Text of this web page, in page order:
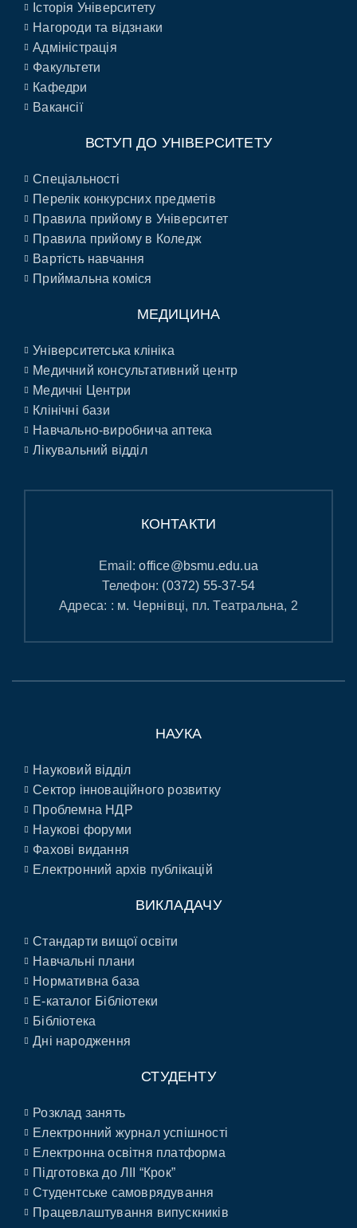
Історія Університету
Нагороди та відзнаки
Адміністрація
Факультети
Кафедри
Вакансії
ВСТУП ДО УНІВЕРСИТЕТУ
Спеціальності
Перелік конкурсних предметів
Правила прийому в Університет
Правила прийому в Коледж
Вартість навчання
Приймальна коміся
МЕДИЦИНА
Університетська клініка
Медичний консультативний центр
Медичні Центри
Клінічні бази
Навчально-виробнича аптека
Лікувальний відділ
КОНТАКТИ
Email:office@bsmu.edu.ua
Телефон: (0372) 55-37-54
Адреса: : м. Чернівці, пл. Театральна, 2
НАУКА
Науковий відділ
Сектор інноваційного розвитку
Проблемна НДР
Наукові форуми
Фахові видання
Електронний архів публікацій
ВИКЛАДАЧУ
Стандарти вищої освіти
Навчальні плани
Нормативна база
E-каталог Бібліотеки
Бібліотека
Дні народження
СТУДЕНТУ
Розклад занять
Електронний журнал успішності
Електронна освітня платформа
Підготовка до ЛІІ “Крок”
Студентське самоврядування
Працевлаштування випускників